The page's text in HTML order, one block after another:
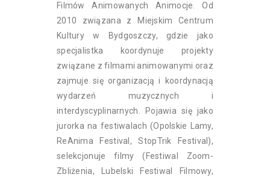
Filmów Animowanych Animocje. Od
2010 związana z Miejskim Centrum
Kultury w Bydgoszczy, gdzie jako
specjalistka koordynuje projekty
związane z filmami animowanymi oraz
zajmuje się organizacją i koordynacją
wydarzeń muzycznych i
interdyscyplinarnych. Pojawia się jako
jurorka na festiwalach (Opolskie Lamy,
ReAnima Festival, StopTrik Festival),
selekcjonuje filmy (Festiwal Zoom-
Zbliżenia, Lubelski Festiwal Filmowy,